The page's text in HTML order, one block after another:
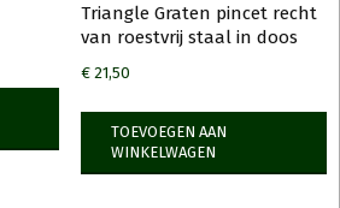
Triangle Graten pincet recht
van roestvrij staal in doos
€21,50
TOEVOEGEN AAN
WINKELWAGEN